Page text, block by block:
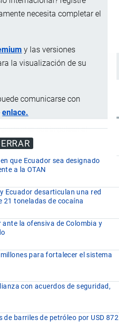
necesita completar el
y las versiones
la visualización de su
comunicarse con
enlace.
que impulsan el
que Ecuador sea designado
a la OTAN
Ecuador desarticulan una red
21 toneladas de cocaína
la ofensiva de Colombia y
para fortalecer el sistema
con acuerdos de seguridad,
barriles de petróleo por USD 872